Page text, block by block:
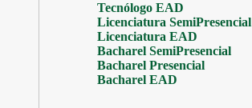
Tecnólogo EAD
Licenciatura SemiPresencial
Licenciatura EAD
Bacharel SemiPresencial
Bacharel Presencial
Bacharel EAD